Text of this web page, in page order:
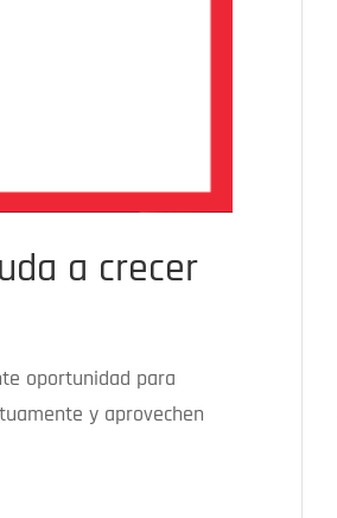
a crecer
oportunidad para
y aprovechen